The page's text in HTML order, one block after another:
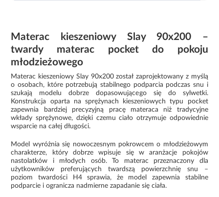
Materac kieszeniowy Slay 90x200 –
twardy materac pocket do pokoju
młodzieżowego
Materac kieszeniowy Slay 90x200 został zaprojektowany z myślą
o osobach, które potrzebują stabilnego podparcia podczas snu i
szukają modelu dobrze dopasowującego się do sylwetki.
Konstrukcja oparta na sprężynach kieszeniowych typu pocket
zapewnia bardziej precyzyjną pracę materaca niż tradycyjne
wkłady sprężynowe, dzięki czemu ciało otrzymuje odpowiednie
wsparcie na całej długości.
Model wyróżnia się nowoczesnym pokrowcem o młodzieżowym
charakterze, który dobrze wpisuje się w aranżacje pokojów
nastolatków i młodych osób. To materac przeznaczony dla
użytkowników preferujących twardszą powierzchnię snu –
poziom twardości H4 sprawia, że model zapewnia stabilne
podparcie i ogranicza nadmierne zapadanie się ciała.